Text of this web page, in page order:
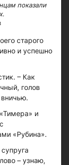
показали
старого
и успешно
– Как
голов
вничью.
и
«Рубина».
– узнаю,